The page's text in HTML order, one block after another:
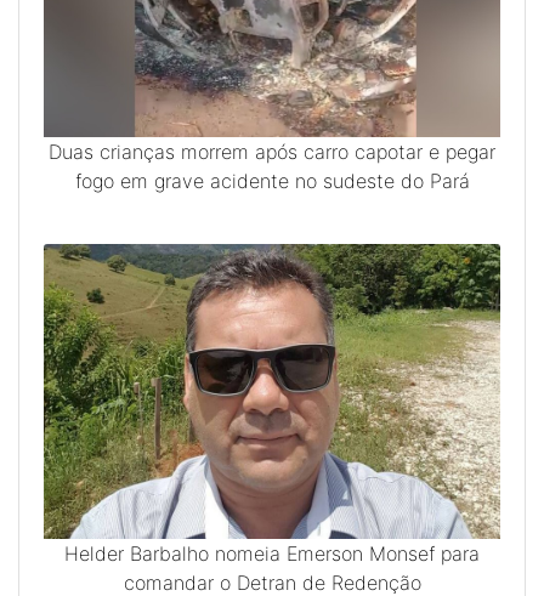
Duas crianças morrem após carro capotar e pegar
fogo em grave acidente no sudeste do Pará
Helder Barbalho nomeia Emerson Monsef para
comandar o Detran de Redenção